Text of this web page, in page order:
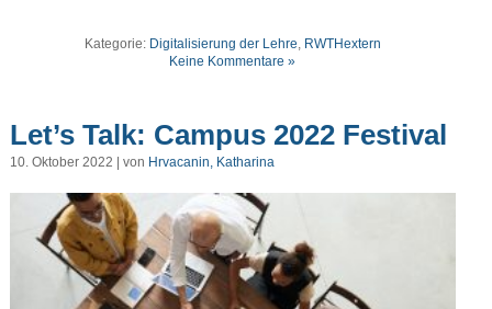
Kategorie: Digitalisierung der Lehre, RWTHextern
Keine Kommentare »
Let’s Talk: Campus 2022 Festival
10. Oktober 2022 | von Hrvacanin, Katharina